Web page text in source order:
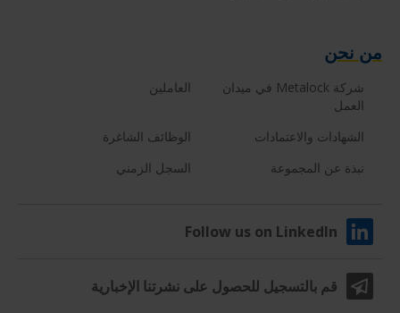
من نحن
شركة Metalock في ميدان
العمل
العاملين
الشهادات والاعتمادات
الوظائف الشاغرة
نبذة عن المجموعة
السجل الزمني
Follow us on LinkedIn
قم بالتسجيل للحصول على نشرتنا الإخبارية